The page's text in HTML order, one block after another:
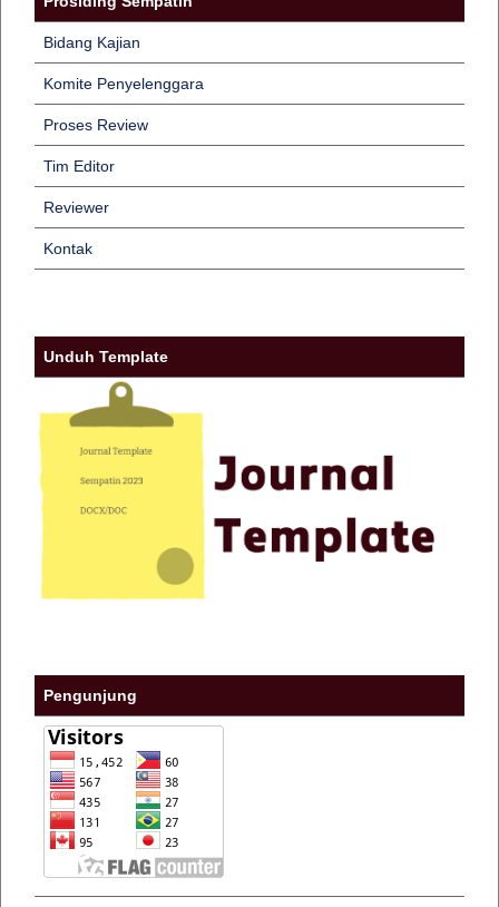
Bidang Kajian
Komite Penyelenggara
Proses Review
Tim Editor
Reviewer
Kontak
Unduh Template
Pengunjung